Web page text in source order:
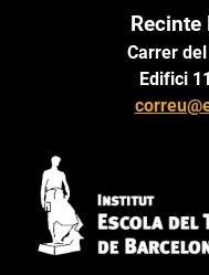
Carrer
Edifici